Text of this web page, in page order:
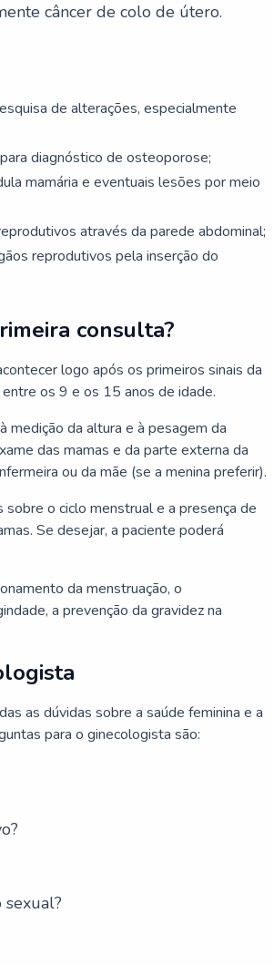
câncer de colo de útero.
de alterações, especialmente
diagnóstico de osteoporose;
mamária e eventuais lesões por meio
através da parede abdominal;
reprodutivos pela inserção do
consulta?
logo após os primeiros sinais da
os 9 e os 15 anos de idade.
medição da altura e à pesagem da
das mamas e da parte externa da
ou da mãe (se a menina preferir).
o ciclo menstrual e a presença de
Se desejar, a paciente poderá
da menstruação, o
a prevenção da gravidez na
as dúvidas sobre a saúde feminina e a
para o ginecologista são: